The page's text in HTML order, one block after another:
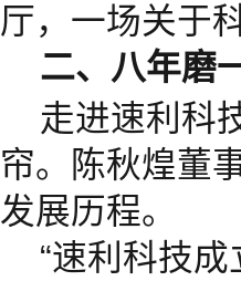
厅，一场关于
二、八年磨
走进速利科
帘。陈秋煌董
发展历程。
“速利科技